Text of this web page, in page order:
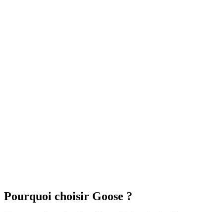
Pourquoi choisir Goose ?